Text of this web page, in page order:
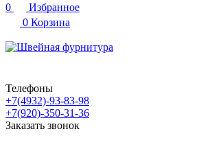
0
Избранное
0 Корзина
Телефоны
+7(4932)-93-83-98
+7(920)-350-31-36
Заказать звонок